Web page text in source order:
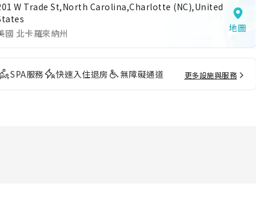
W Trade St,North Carolina,Charlotte (NC),United
國 北卡羅來納州
地圖
SPA服務 快速入住退房 無障礙通道 更多設施與服務